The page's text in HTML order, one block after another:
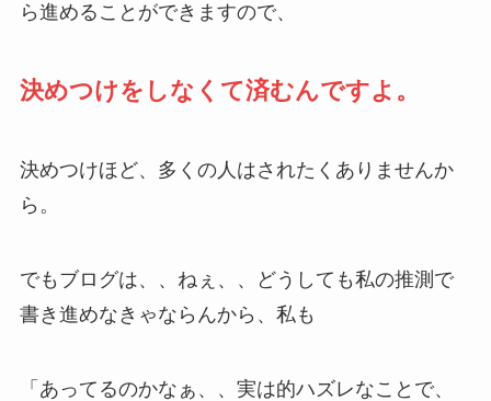
ら進めることができますので、
決めつけをしなくて済むんですよ。
決めつけほど、多くの人はされたくありませんか
ら。
でもブログは、、ねぇ、、どうしても私の推測で
書き進めなきゃならんから、私も
「あってるのかなぁ、、実は的ハズレなことで、